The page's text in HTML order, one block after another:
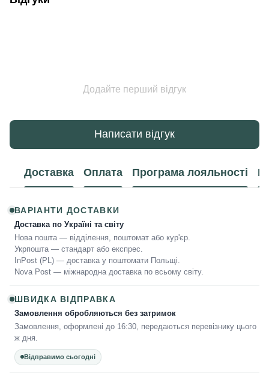
Додайте перший відгук
Написати відгук
Доставка Оплата Програма лояльності
ВАРІАНТИ ДОСТАВКИ
Доставка по Україні та світу
Нова пошта — відділення, поштомат або кур'єр.
Укрпошта — стандарт або експрес.
InPost (PL) — доставка у поштомати Польщі.
Nova Post — міжнародна доставка по всьому світу.
ШВИДКА ВІДПРАВКА
Замовлення обробляються без затримок
Замовлення, оформлені до 16:30, передаються перевізнику цього
ж дня.
Відправимо сьогодні